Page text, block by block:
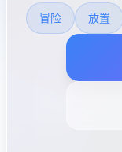
冒险 放置